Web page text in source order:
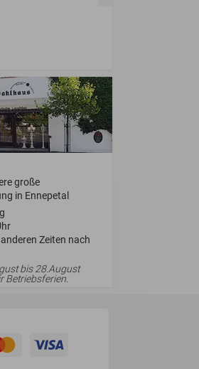
große
in Ennepetal
Zeiten nach
bis 28.August
Betriebsferien.